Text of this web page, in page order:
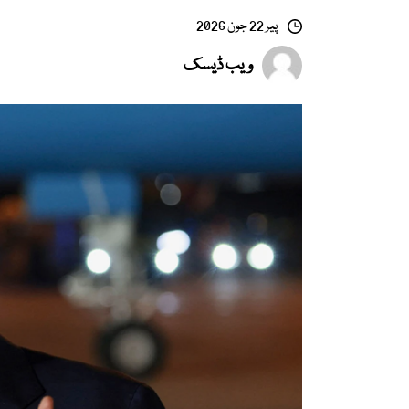
پیر 22 جون 2026
ویب ڈیسک